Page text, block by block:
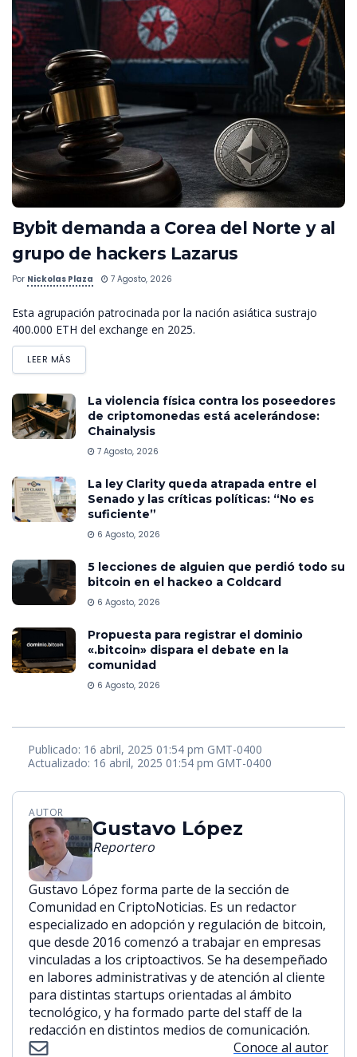
Bybit demanda a Corea del Norte y al
grupo de hackers Lazarus
Por Nickolas Plaza 7 Agosto, 2026
Esta agrupación patrocinada por la nación asiática sustrajo
400.000 ETH del exchange en 2025.
LEER MÁS
La violencia física contra los poseedores
de criptomonedas está acelerándose:
Chainalysis
7 Agosto, 2026
La ley Clarity queda atrapada entre el
Senado y las críticas políticas: “No es
suficiente”
6 Agosto, 2026
5 lecciones de alguien que perdió todo su
bitcoin en el hackeo a Coldcard
6 Agosto, 2026
Propuesta para registrar el dominio
«.bitcoin» dispara el debate en la
comunidad
6 Agosto, 2026
Publicado: 16 abril, 2025 01:54 pm GMT-0400
Actualizado: 16 abril, 2025 01:54 pm GMT-0400
AUTOR
Gustavo López
Reportero
Gustavo López forma parte de la sección de
Comunidad en CriptoNoticias. Es un redactor
especializado en adopción y regulación de bitcoin,
que desde 2016 comenzó a trabajar en empresas
vinculadas a los criptoactivos. Se ha desempeñado
en labores administrativas y de atención al cliente
para distintas startups orientadas al ámbito
tecnológico, y ha formado parte del staff de la
redacción en distintos medios de comunicación.
Conoce al autor